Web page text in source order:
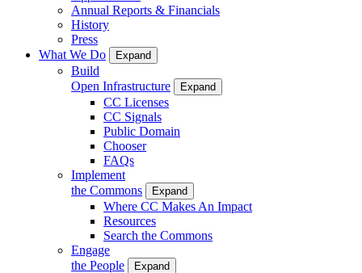
Annual Reports & Financials
History
Press
What We Do
Expand
Build
Open Infrastructure
Expand
CC Licenses
CC Signals
Public Domain
Chooser
FAQs
Implement
the Commons
Expand
Where CC Makes An Impact
Resources
Search the Commons
Engage
the People
Expand